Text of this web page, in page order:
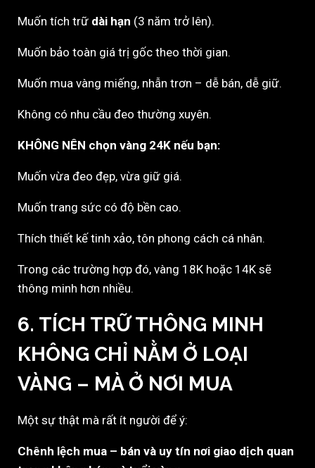
Muốn tích trữ dài hạn (3 năm trở lên).
Muốn bảo toàn giá trị gốc theo thời gian.
Muốn mua vàng miếng, nhẫn trơn – dễ bán, dễ giữ.
Không có nhu cầu đeo thường xuyên.
KHÔNG NÊN chọn vàng 24K nếu bạn:
Muốn vừa đeo đẹp, vừa giữ giá.
Muốn trang sức có độ bền cao.
Thích thiết kế tinh xảo, tôn phong cách cá nhân.
Trong các trường hợp đó, vàng 18K hoặc 14K sẽ
thông minh hơn nhiều.
6. TÍCH TRỮ THÔNG MINH
KHÔNG CHỈ NẰM Ở LOẠI
VÀNG – MÀ Ở NƠI MUA
Một sự thật mà rất ít người để ý:
Chênh lệch mua – bán và uy tín nơi giao dịch quan